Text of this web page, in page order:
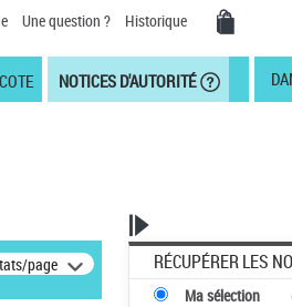
Une question ? Historique
COTE NOTICES D'AUTORITÉ
page RÉCUPÉRER LES
Ma sélection